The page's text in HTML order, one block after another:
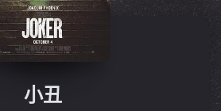
小丑